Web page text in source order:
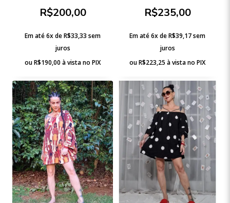
R$200,00
Em até 6x deR$33,33 sem
juros
ouR$190,00 à vista no PIX
R$235,00
Em até 6x deR$39,17sem
juros
ouR$223,25 à vista no PIX